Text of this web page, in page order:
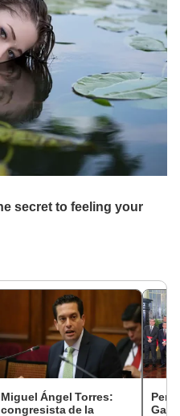
Miguel Ángel Torres:
congresista de la